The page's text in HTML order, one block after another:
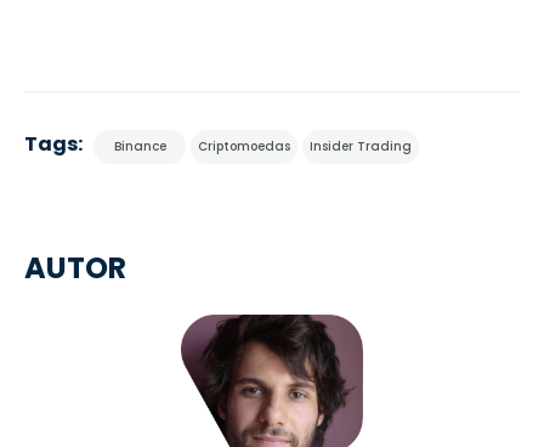
AUTOR
Tags: Binance Criptomoedas Insider Trading